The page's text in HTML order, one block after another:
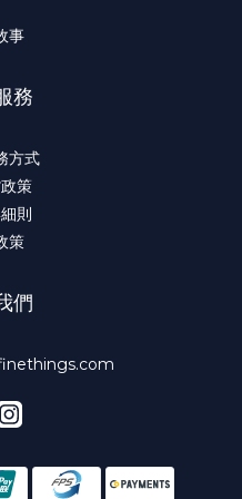
事
務
方式
策
則
策
們